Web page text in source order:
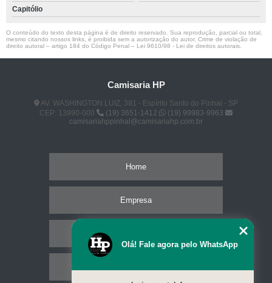
Capitólio
O conteúdo do texto desta página é de direito reservado. Sua reprodução, parcial ou total,
mesmo citando nossos links, é proibida sem a autorização do autor. Crime de violação de
direito autoral – artigo 184 do Código Penal – Lei 9610/98 - Lei de direitos autorais
Camisaria HP
AV. WASHINGTON LUIZ, 381 - Espírito Santo do Pinhal - SP
CEP: 13990-000
(19) 3651-1412
(19) 99983-9963
camisariahppinhal@camisariahp.com.br
Home
Empresa
Olá! Fale agora pelo WhatsApp